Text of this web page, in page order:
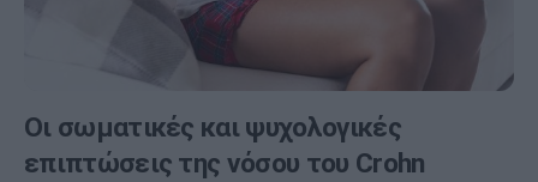
Οι σωματικές και ψυχολογικές
επιπτώσεις της νόσου του Crohn